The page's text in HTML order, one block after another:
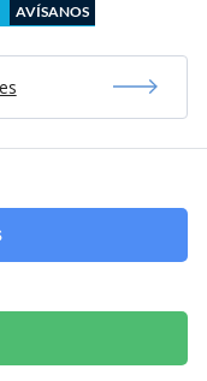
AVÍSANOS